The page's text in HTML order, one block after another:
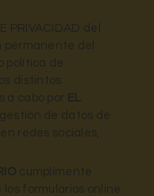
PRIVACIDAD del
permanente del
política de
distintos
a cabo por
EL
de datos de
redes sociales,
cumplimente
formularios online